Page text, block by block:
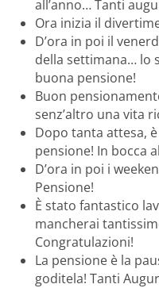
all’anno… Tanti
Ora inizia il
D’ora in poi il
della settimana… lo
buona pensione!
Buon
senz’altro una vita
Dopo tanta attesa,
pensione! In bocca
D’ora in poi i
Pensione!
È stato fantastico
mancherai
Congratulazioni!
La pensione è la
goditela! Tanti